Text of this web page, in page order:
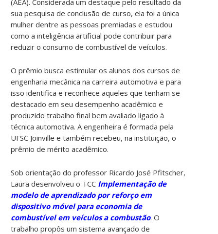
sua pesquisa de conclusão de curso, ela foi a única
mulher dentre as pessoas premiadas e estudou
como a inteligência artificial pode contribuir para
reduzir o consumo de combustível de veículos.
O prêmio busca estimular os alunos dos cursos de
engenharia mecânica na carreira automotiva e para
isso identifica e reconhece aqueles que tenham se
destacado em seu desempenho acadêmico e
produzido trabalho final bem avaliado ligado à
técnica automotiva. A engenheira é formada pela
UFSC Joinville e também recebeu, na instituição, o
prêmio de mérito acadêmico.
Sob orientação do professor Ricardo José Pfitscher,
Laura desenvolveu o TCC Implementação de
modelo de aprendizado por reforço em
dispositivo móvel para economia de
combustível em veículos a combustão. O
trabalho propôs um sistema avançado de